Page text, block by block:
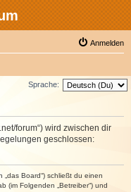
Anmelden
Sprache:
forum“) wird zwischen dir
geschlossen:
„das Board“) schließt du einen
(im Folgenden „Betreiber“) und